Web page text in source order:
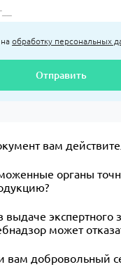
обработку персональных
Отправить
вам
органы
выдаче экспертного
может
вам добровольный